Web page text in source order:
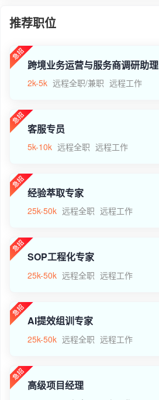
推荐职位
跨境业务运营与服务商调研助理
2k-5k 远程全职/兼职 远程工作
客服专员
5k-10k 远程全职 远程工作
经验萃取专家
25k-50k 远程全职 远程工作
SOP工程化专家
25k-50k 远程全职 远程工作
AI提效组训专家
25k-50k 远程全职 远程工作
高级项目经理